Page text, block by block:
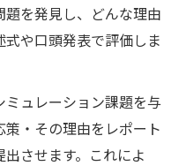
を発見し、どんな理由
や口頭発表で評価しま
ュレーション課題を与
・その理由をレポート
させます。これによ